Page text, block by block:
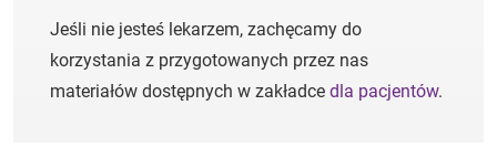
Jeśli nie jesteś lekarzem, zachęcamy do
korzystania z przygotowanych przez nas
materiałów dostępnych w zakładce dla pacjentów.